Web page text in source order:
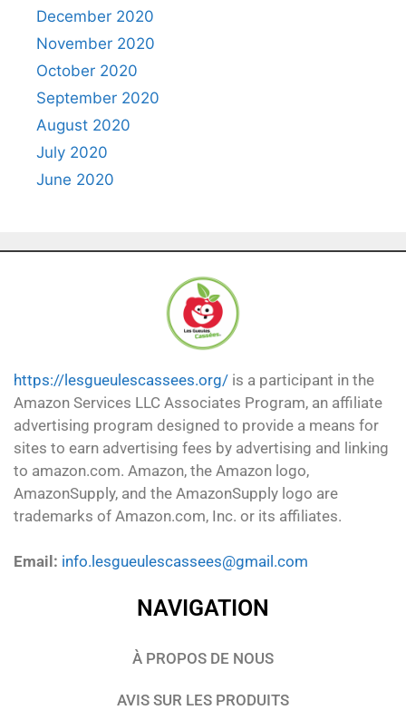
December 2020
November 2020
October 2020
September 2020
August 2020
July 2020
June 2020
https://lesgueulescassees.org/ is a participant in the
Amazon Services LLC Associates Program, an affiliate
advertising program designed to provide a means for
sites to earn advertising fees by advertising and linking
to amazon.com. Amazon, the Amazon logo,
AmazonSupply, and the AmazonSupply logo are
trademarks of Amazon.com, Inc. or its affiliates.
Email: info.lesgueulescassees@gmail.com
NAVIGATION
À PROPOS DE NOUS
AVIS SUR LES PRODUITS